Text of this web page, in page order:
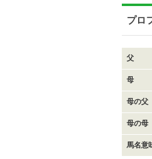
プロ
父
母
母の父
母の母
馬名意